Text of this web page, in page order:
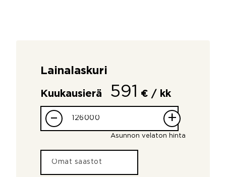
Lainalaskuri
Kuukausierä 591 € / kk
– +
Asunnon velaton hinta